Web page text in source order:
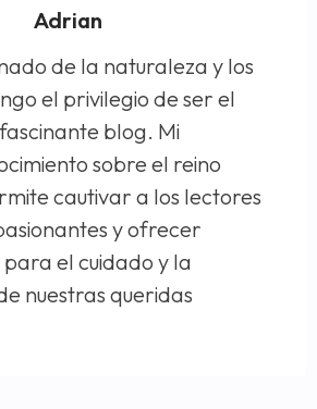
Adrian
de la naturaleza y los
el privilegio de ser el
blog. Mi
sobre el reino
cautivar a los lectores
y ofrecer
para el cuidado y la
nuestras queridas